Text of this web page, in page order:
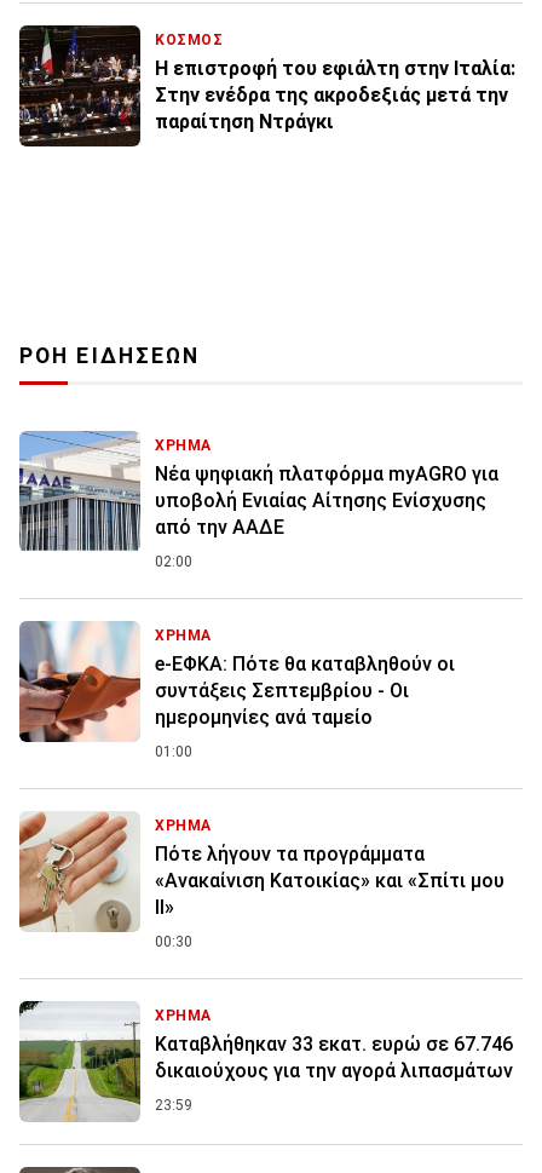
ΚΟΣΜΟΣ
Η επιστροφή του εφιάλτη στην Ιταλία:
Στην ενέδρα της ακροδεξιάς μετά την
παραίτηση Ντράγκι
ΡΟΗ ΕΙΔΗΣΕΩΝ
ΧΡΗΜΑ
Νέα ψηφιακή πλατφόρμα myAGRO για
υποβολή Ενιαίας Αίτησης Ενίσχυσης
από την ΑΑΔΕ
02:00
ΧΡΗΜΑ
e-ΕΦΚΑ: Πότε θα καταβληθούν οι
συντάξεις Σεπτεμβρίου - Οι
ημερομηνίες ανά ταμείο
01:00
ΧΡΗΜΑ
Πότε λήγουν τα προγράμματα
«Ανακαίνιση Κατοικίας» και «Σπίτι μου
ΙΙ»
00:30
ΧΡΗΜΑ
Καταβλήθηκαν 33 εκατ. ευρώ σε 67.746
δικαιούχους για την αγορά λιπασμάτων
23:59